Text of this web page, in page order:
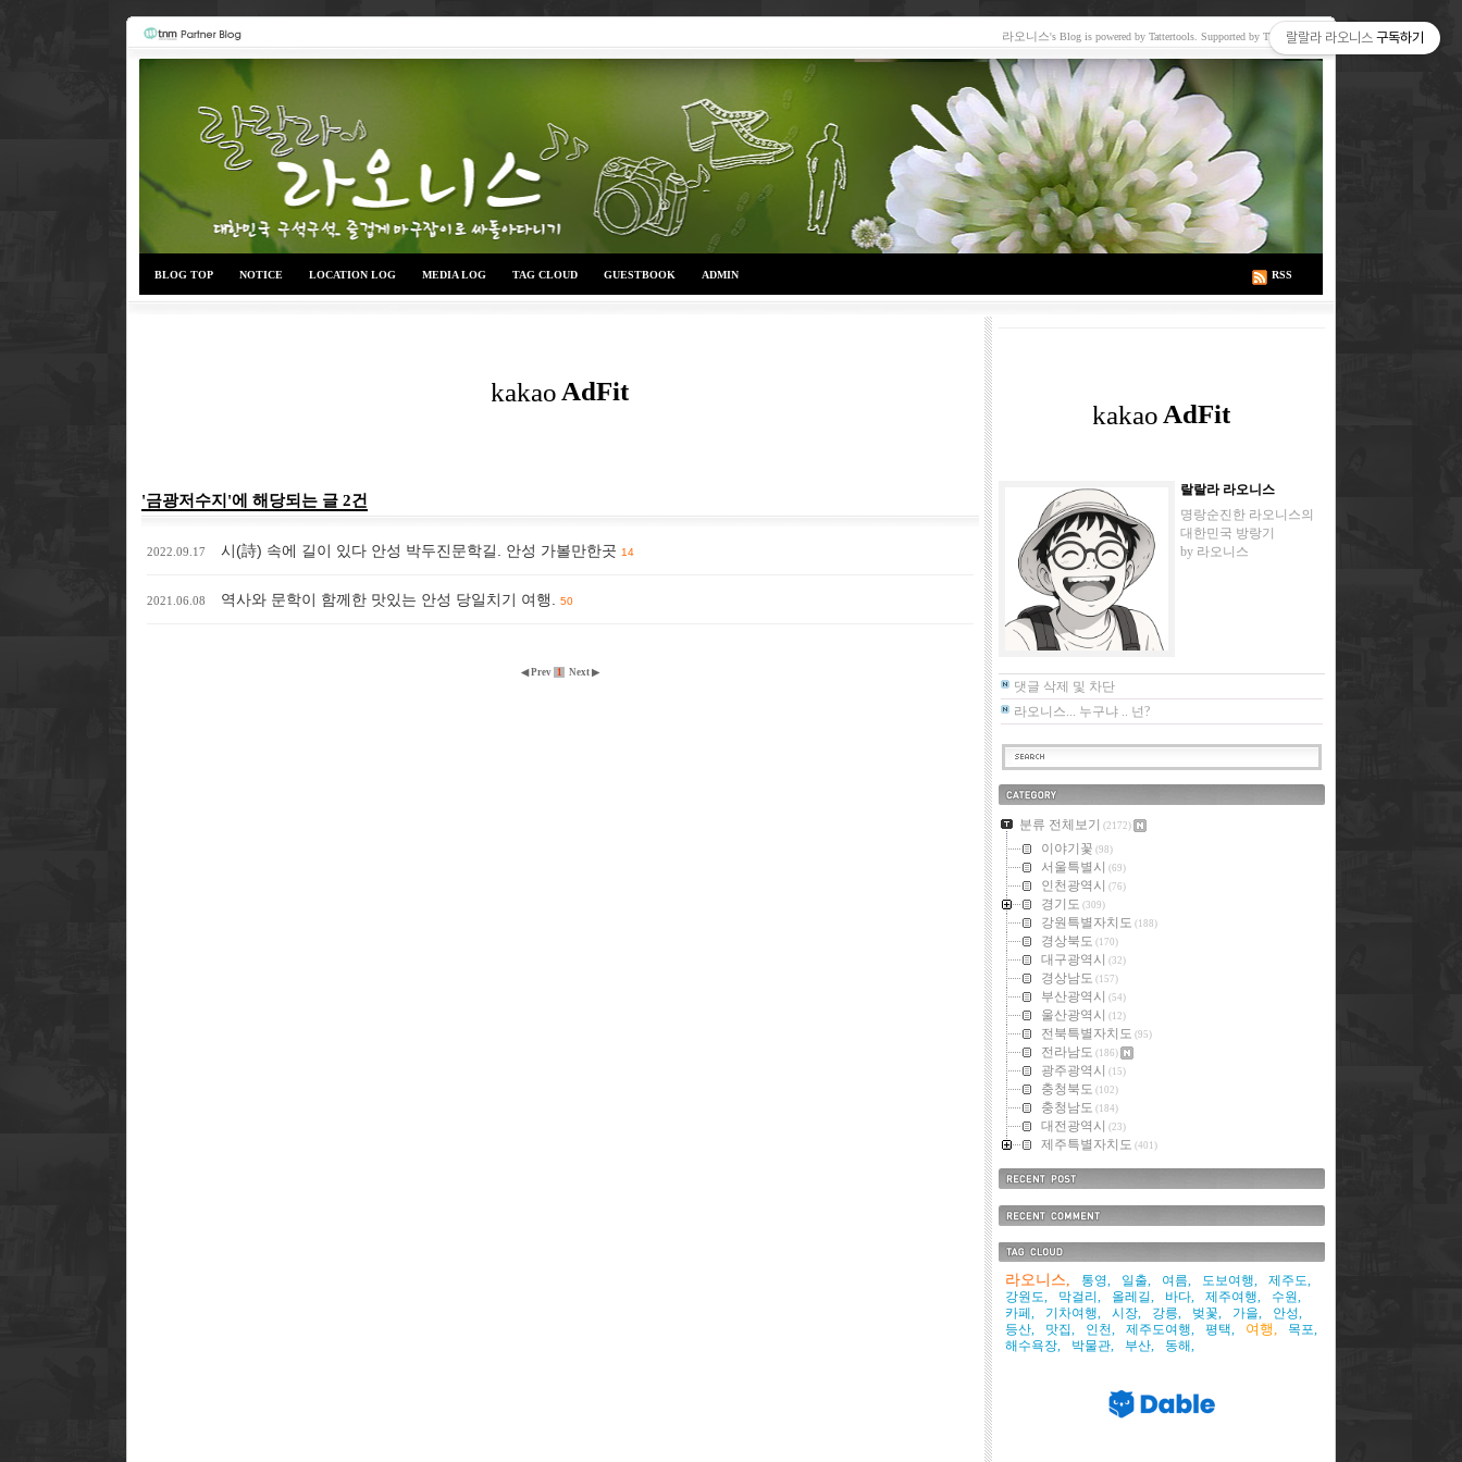
라오니스's Blog is powered by Tattertools. Supported by TNM Media
BLOG TOP NOTICE LOCATION LOG MEDIA LOG TAG CLOUD GUESTBOOK ADMIN RSS
'금광저수지'에 해당되는 글 2건
2022.09.17 시(詩) 속에 길이 있다 안성 박두진문학길. 안성 가볼만한곳 14
2021.06.08 역사와 문학이 함께한 맛있는 안성 당일치기 여행. 50
◀ Prev 1 Next ▶
랄랄라 라오니스
명랑순진한 라오니스의
대한민국 방랑기
by 라오니스
댓글 삭제 및 차단
라오니스... 누구냐 .. 넌?
카테고리
분류 전체보기 (2172)
이야기꽃 (98)
서울특별시 (69)
인천광역시 (76)
경기도 (309)
강원특별자치도 (188)
경상북도 (170)
대구광역시 (32)
경상남도 (157)
부산광역시 (54)
울산광역시 (12)
전북특별자치도 (95)
전라남도 (186)
광주광역시 (15)
충청북도 (102)
충청남도 (184)
대전광역시 (23)
제주특별자치도 (401)
최근에 올라온 글
최근에 달린 댓글
태그목록
라오니스, 통영, 일출, 여름, 도보여행,
제주도,
강원도,
막걸리, 올레길, 바다, 제주여행,
수원,
카페,
기차여행, 시장, 강릉, 벚꽃, 가을,
안성,
등산,
맛집, 인천, 제주도여행, 평택, 여행,
목포,
해수욕장,
박물관, 부산, 동해,
랄랄라 라오니스 구독하기